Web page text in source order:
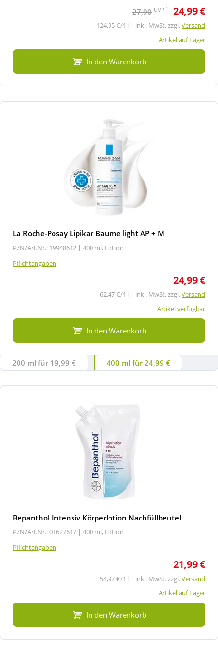
27,90 UVP 1 24,99 €
124,95 €/1 l | inkl. MwSt. zzgl.Versand
Artikel auf Lager
In den Warenkorb
La Roche-Posay Lipikar Baume light AP + M
PZN/Art.Nr.: 19948612 | 400 ml, Lotion
Pflichtangaben
24,99 €
62,47 €/1 l | inkl. MwSt. zzgl.Versand
Artikel verfügbar
In den Warenkorb
200 ml für 19,99 € 400 ml für 24,99 €
Bepanthol Intensiv Körperlotion Nachfüllbeutel
PZN/Art.Nr.: 01627617 | 400 ml, Lotion
Pflichtangaben
21,99 €
54,97 €/1 l | inkl. MwSt. zzgl.Versand
Artikel auf Lager
In den Warenkorb